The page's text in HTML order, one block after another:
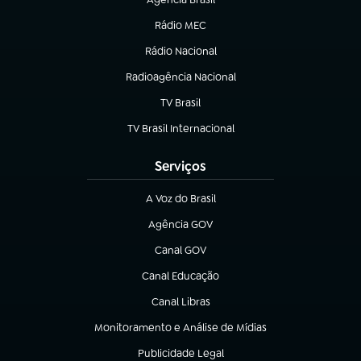
(abre em nova aba)
Rádio MEC
(abre em nova aba)
Rádio Nacional
Radioagência Nacional
(abre em nova aba)
TV Brasil
(abre em nova aba)
TV Brasil Internacional
(abre em nova aba)
Serviços
A Voz do Brasil
(abre em nova aba)
Agência GOV
(abre em nova aba)
Canal GOV
(abre em nova aba)
Canal Educação
(abre em nova aba)
Canal Libras
(abre em nova aba)
Monitoramento e Análise de Mídias
(abre em nova aba)
Publicidade Legal
(abre em nova aba)